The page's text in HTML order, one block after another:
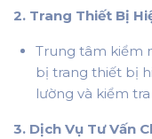
2. Trang Thiết Bị
Trung tâm kiểm
bị trang thiết bị
lường và kiểm
3. Dịch Vụ Tư Vấn